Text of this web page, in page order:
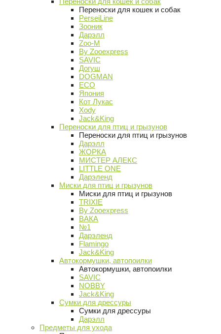
Переноски для кошек и собак
PerseiLine
Зооник
Дарэлл
Zoo-M
By Zooexpress
SAVIC
Догуш
DOGMAN
ECO
Япония
Кот Лукас
Xody
Jack&King
Переноски для птиц и грызунов
Переноски для птиц и грызунов
Дарэлл
ЖОРКА
МИСТЕР АЛЕКС
LITTLE ONE
Дарэленд
Миски для птиц и грызунов
Миски для птиц и грызунов
TRIXIE
By Zooexpress
ВАКА
№1
Дарэленд
Flamingo
Jack&King
Автокормушки, автопоилки
Автокормушки, автопоилки
SAVIC
NOBBY
Jack&King
Сумки для дрессуры
Сумки для дрессуры
Дарэлл
Предметы для ухода